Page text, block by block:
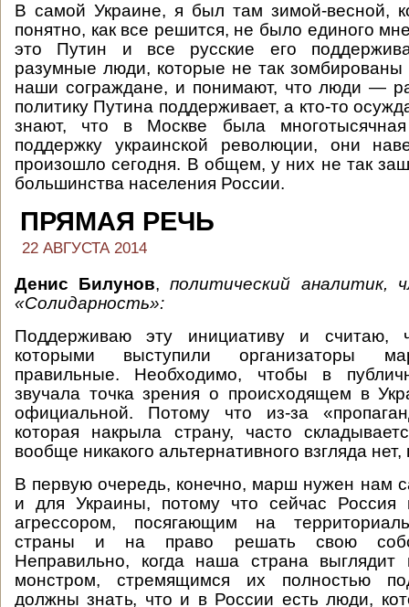
В самой Украине, я был там зимой-весной,
понятно, как все решится, не было единого
это Путин и все русские его
разумные люди, которые не так зомбированы
наши сограждане, и понимают, что люди —
политику Путина поддерживает, а кто-то
знают, что в Москве была
поддержку украинской революции, они
произошло сегодня. В общем, у них не так
большинства населения России.
ПРЯМАЯ РЕЧЬ
22 АВГУСТА 2014
Денис Билунов,политический аналитик,
«Солидарность»:
Поддерживаю эту инициативу и считаю,
которыми выступили организаторы
правильные. Необходимо, чтобы в
звучала точка зрения о происходящем в
официальной. Потому что из-за
которая накрыла страну, часто
вообще никакого альтернативного взгляда нет,
В первую очередь, конечно, марш нужен нам
и для Украины, потому что сейчас Россия
агрессором, посягающим на
страны и на право решать свою
Неправильно, когда наша страна выглядит
монстром, стремящимся их полностью
должны знать, что и в России есть люди,